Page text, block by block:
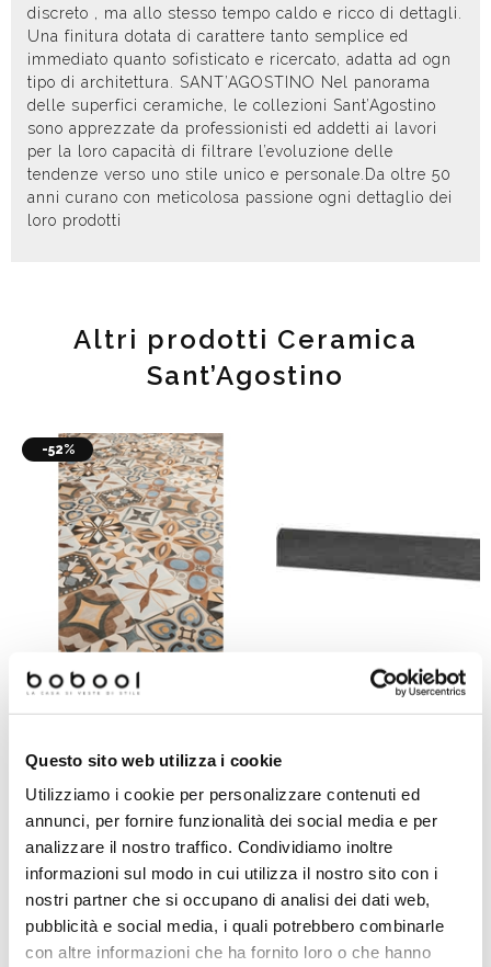
Questo sito web utilizza i cookie
Utilizziamo i cookie per personalizzare contenuti ed
annunci, per fornire funzionalità dei social media e per
analizzare il nostro traffico. Condividiamo inoltre
informazioni sul modo in cui utilizza il nostro sito con i
nostri partner che si occupano di analisi dei dati web,
pubblicità e social media, i quali potrebbero combinarle
con altre informazioni che ha fornito loro o che hanno
discreto , ma allo stesso tempo caldo e ricco di dettagli.
Una finitura dotata di carattere tanto semplice ed
immediato quanto sofisticato e ricercato, adatta ad ogn
tipo di architettura. SANT’AGOSTINO Nel panorama
delle superfici ceramiche, le collezioni Sant’Agostino
sono apprezzate da professionisti ed addetti ai lavori
per la loro capacità di filtrare l’evoluzione delle
tendenze verso uno stile unico e personale.Da oltre 50
anni curano con meticolosa passione ogni dettaglio dei
loro prodotti
Altri prodotti Ceramica
Sant’Agostino
-52%
Colors Mix, Ceramica Sant'Agostino
Richiedi preventivo Richiedi preventivo
Prodotti simili